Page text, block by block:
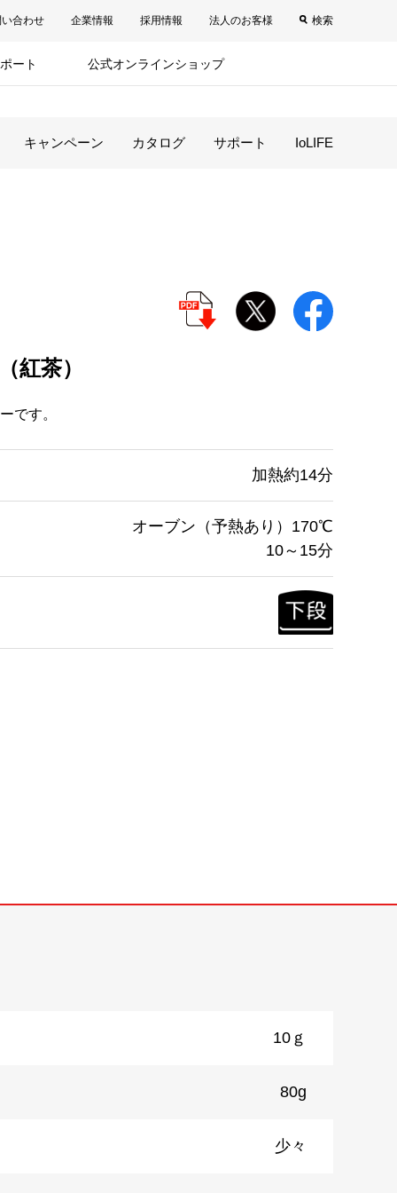
合わせ 企業情報 採用情報 法人のお客様 検索
ート 公式オンラインショップ
キャンペーン カタログ サポート IoLIFE
紅茶）
です。
加熱約14分
オーブン（予熱あり）170℃
10～15分
10ｇ
80g
少々